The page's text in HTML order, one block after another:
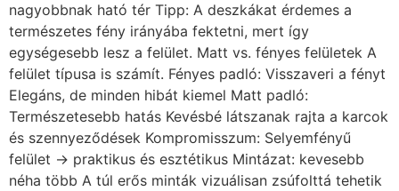
nagyobbnak ható tér Tipp: A deszkákat érdemes a
természetes fény irányába fektetni, mert így
egységesebb lesz a felület. Matt vs. fényes felületek A
felület típusa is számít. Fényes padló: Visszaveri a fényt
Elegáns, de minden hibát kiemel Matt padló:
Természetesebb hatás Kevésbé látszanak rajta a karcok
és szennyeződések Kompromisszum: Selyemfényű
felület → praktikus és esztétikus Mintázat: kevesebb
néha több A túl erős minták vizuálisan zsúfolttá tehetik